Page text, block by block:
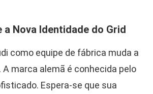
a Nova Identidade do Grid
como equipe de fábrica muda a
A marca alemã é conhecida pelo
Espera-se que sua